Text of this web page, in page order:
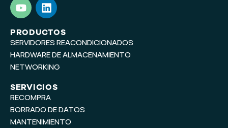
o
u
t
u
b
e
i
n
k
e
d
i
PRODUCTOS
SERVIDORES REACONDICIONADOS
HARDWARE DE ALMACENAMIENTO
NETWORKING
SERVICIOS
RECOMPRA
BORRADO DE DATOS
MANTENIMIENTO